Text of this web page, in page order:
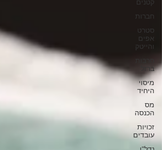
קטנים
חברות
סטרט
אפים
והייטק
ברזל
מיסוי
היחיד
מס
הכנסה
זכויות
עובדים